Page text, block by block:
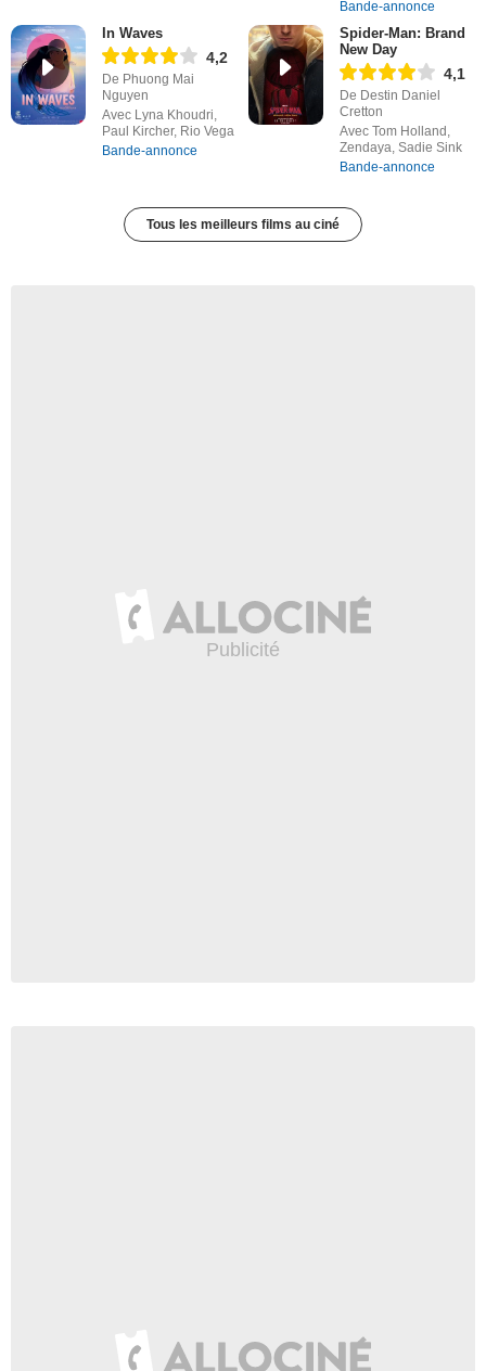
Bande-annonce
In Waves
4,2
De Phuong Mai
Nguyen
Avec Lyna Khoudri,
Paul Kircher, Rio Vega
Bande-annonce
Spider-Man: Brand
New Day
4,1
De Destin Daniel
Cretton
Avec Tom Holland,
Zendaya, Sadie Sink
Bande-annonce
Tous les meilleurs films au ciné